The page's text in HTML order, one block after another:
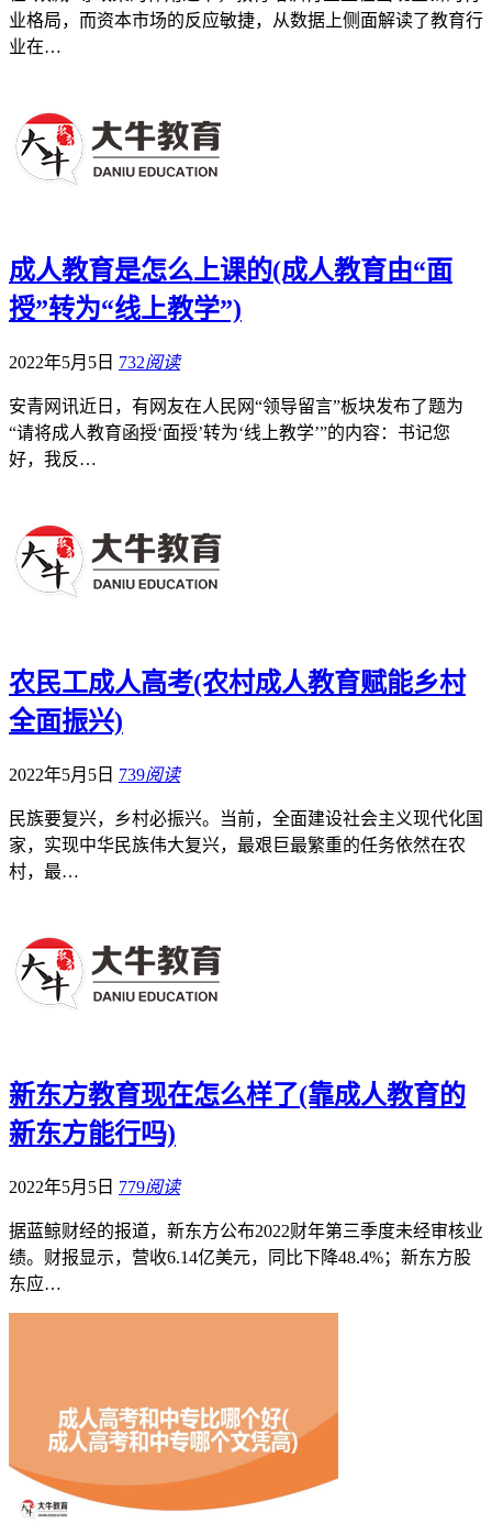
业格局，而资本市场的反应敏捷，从数据上侧面解读了教育行
业在…
成人教育是怎么上课的(成人教育由“面
授”转为“线上教学”)
2022年5月5日 732阅读
安青网讯近日，有网友在人民网“领导留言”板块发布了题为
“请将成人教育函授‘面授’转为‘线上教学’”的内容：书记您
好，我反…
农民工成人高考(农村成人教育赋能乡村
全面振兴)
2022年5月5日 739阅读
民族要复兴，乡村必振兴。当前，全面建设社会主义现代化国
家，实现中华民族伟大复兴，最艰巨最繁重的任务依然在农
村，最…
新东方教育现在怎么样了(靠成人教育的
新东方能行吗)
2022年5月5日 779阅读
据蓝鲸财经的报道，新东方公布2022财年第三季度未经审核业
绩。财报显示，营收6.14亿美元，同比下降48.4%；新东方股
东应…